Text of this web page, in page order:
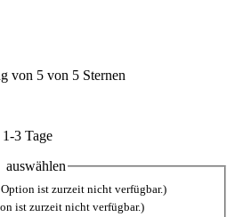
von 5 von 5 Sternen
3 Tage
auswählen
Option ist zurzeit nicht verfügbar.)
ist zurzeit nicht verfügbar.)